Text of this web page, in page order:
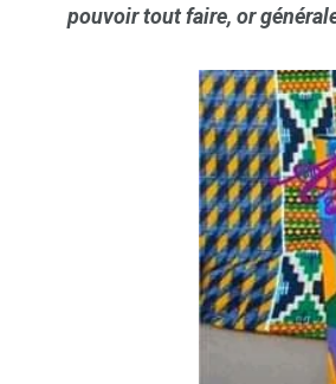
pouvoir tout faire, or